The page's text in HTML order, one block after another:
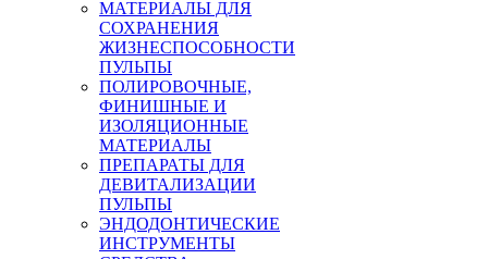
МАТЕРИАЛЫ ДЛЯ
СОХРАНЕНИЯ
ЖИЗНЕСПОСОБНОСТИ
ПУЛЬПЫ
ПОЛИРОВОЧНЫЕ,
ФИНИШНЫЕ И
ИЗОЛЯЦИОННЫЕ
МАТЕРИАЛЫ
ПРЕПАРАТЫ ДЛЯ
ДЕВИТАЛИЗАЦИИ
ПУЛЬПЫ
ЭНДОДОНТИЧЕСКИЕ
ИНСТРУМЕНТЫ